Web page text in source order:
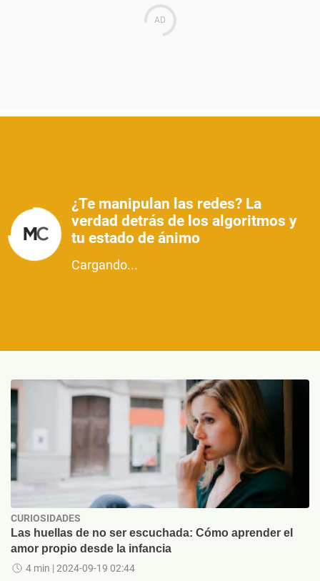
¿Te manipulan las redes? La
verdad detrás de los algoritmos y
tu estado de ánimo
Cargando...
CURIOSIDADES
Las huellas de no ser escuchada: Cómo aprender el
amor propio desde la infancia
4 min | 2024-09-19 02:44